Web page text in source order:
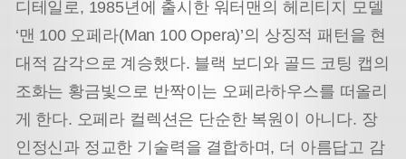
디테일로, 1985년에 출시한 워터맨의 헤리티지 모델
‘맨 100 오페라(Man 100 Opera)’의 상징적 패턴을 현
대적 감각으로 계승했다. 블랙 보디와 골드 코팅 캡의
조화는 황금빛으로 반짝이는 오페라하우스를 떠올리
게 한다. 오페라 컬렉션은 단순한 복원이 아니다. 장
인정신과 정교한 기술력을 결합하며, 더 아름답고 감